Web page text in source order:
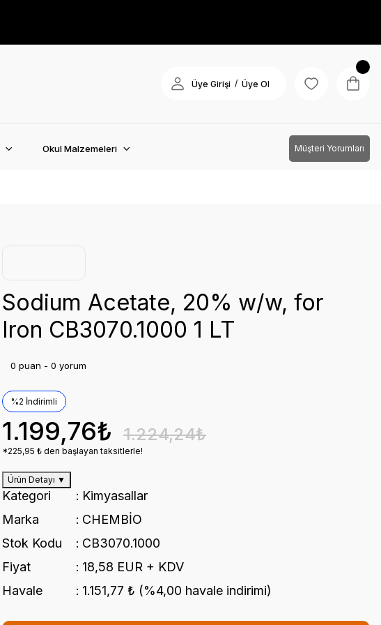
Üye Girişi / Üye Ol
Okul Malzemeleri Müşteri Yorumları
Sodium Acetate, 20% w/w, for
Iron CB3070.1000 1 LT
0 puan - 0 yorum
%2 İndirimli
1.199,76₺ 1.224,24₺
*225,95 ₺ den başlayan taksitlerle!
Ürün Detayı ▼
Kategori
Kimyasallar
Marka
CHEMBİO
Stok Kodu
CB3070.1000
Fiyat
18,58 EUR + KDV
Havale
1.151,77 ₺ (%4,00 havale indirimi)